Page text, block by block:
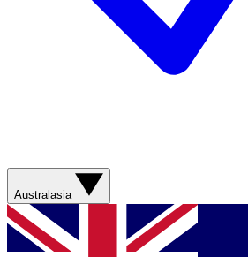
Australasia